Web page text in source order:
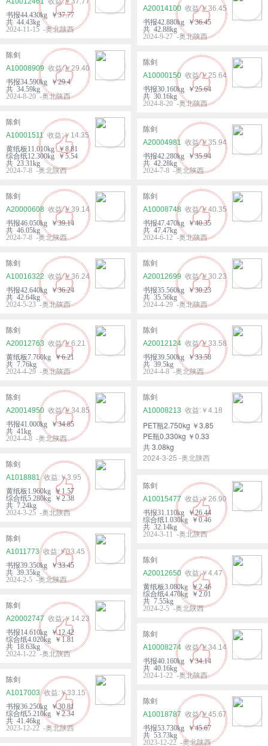
书报44.430kg ￥37.77
共 44.43kg
2024-11-15 -奥北陕西
A20014100 ￥36.45
书报42.880kg ￥36.45
共 42.88kg
2024-9-27 -奥北陕西
陈剑
A10008909
￥29.40
书报34.590kg ￥29.4
共 34.59kg
2024-8-20 -奥北陕西
陈剑
A10000150
￥25.64
书报30.160kg ￥25.64
共 30.16kg
2024-8-20 -奥北陕西
陈剑
A10001511
￥14.35
黄纸板11.010kg ￥8.81
综合纸12.300kg ￥5.54
共 23.31kg
2024-7-8 -奥北陕西
陈剑
A20004981
￥35.94
书报42.280kg ￥35.94
共 42.28kg
2024-7-8 -奥北陕西
陈剑
A20000608
￥39.14
书报46.050kg ￥39.14
共 46.05kg
2024-7-8 -奥北陕西
陈剑
A10008748
￥40.35
书报47.470kg ￥40.35
共 47.47kg
2024-6-12 -奥北陕西
陈剑
A10016322
￥36.24
书报42.640kg ￥36.24
共 42.64kg
2024-5-23 -奥北陕西
陈剑
A20012699
￥30.23
书报35.560kg ￥30.23
共 35.56kg
2024-4-29 -奥北陕西
陈剑
A20012763
￥6.21
黄纸板7.760kg ￥6.21
共 7.76kg
2024-4-29 -奥北陕西
陈剑
A20012124
￥33.58
书报39.500kg ￥33.58
共 39.5kg
2024-4-8 -奥北陕西
陈剑
A20014950
￥34.85
书报41.000kg ￥34.85
共 41kg
2024-4-8 -奥北陕西
陈剑
A10008213
￥4.18
PET瓶2.750kg ￥3.85
PE瓶0.330kg ￥0.33
共 3.08kg
2024-3-25 -奥北陕西
陈剑
A1018881
￥3.95
黄纸板1.960kg ￥1.57
综合纸5.280kg ￥2.38
共 7.24kg
2024-3-25 -奥北陕西
陈剑
A10015477
￥26.90
书报31.110kg ￥26.44
综合纸1.030kg ￥0.46
共 32.14kg
2024-3-11 -奥北陕西
陈剑
A1011773
￥33.45
书报39.350kg ￥33.45
共 39.35kg
2024-2-5 -奥北陕西
陈剑
A20012650
￥4.47
黄纸板3.080kg ￥2.46
综合纸4.470kg ￥2.01
共 7.55kg
2024-2-5 -奥北陕西
陈剑
A20002747
￥14.23
书报14.610kg ￥12.42
综合纸4.020kg ￥1.81
共 18.63kg
2024-1-22 -奥北陕西
陈剑
A10008274
￥34.14
书报40.160kg ￥34.14
共 40.16kg
2024-1-22 -奥北陕西
陈剑
A1017003
￥33.15
书报36.250kg ￥30.81
综合纸5.210kg ￥2.34
共 41.46kg
2023-12-22 -奥北陕西
陈剑
A10018787
￥45.67
书报53.730kg ￥45.67
共 53.73kg
2023-12-22 -奥北陕西